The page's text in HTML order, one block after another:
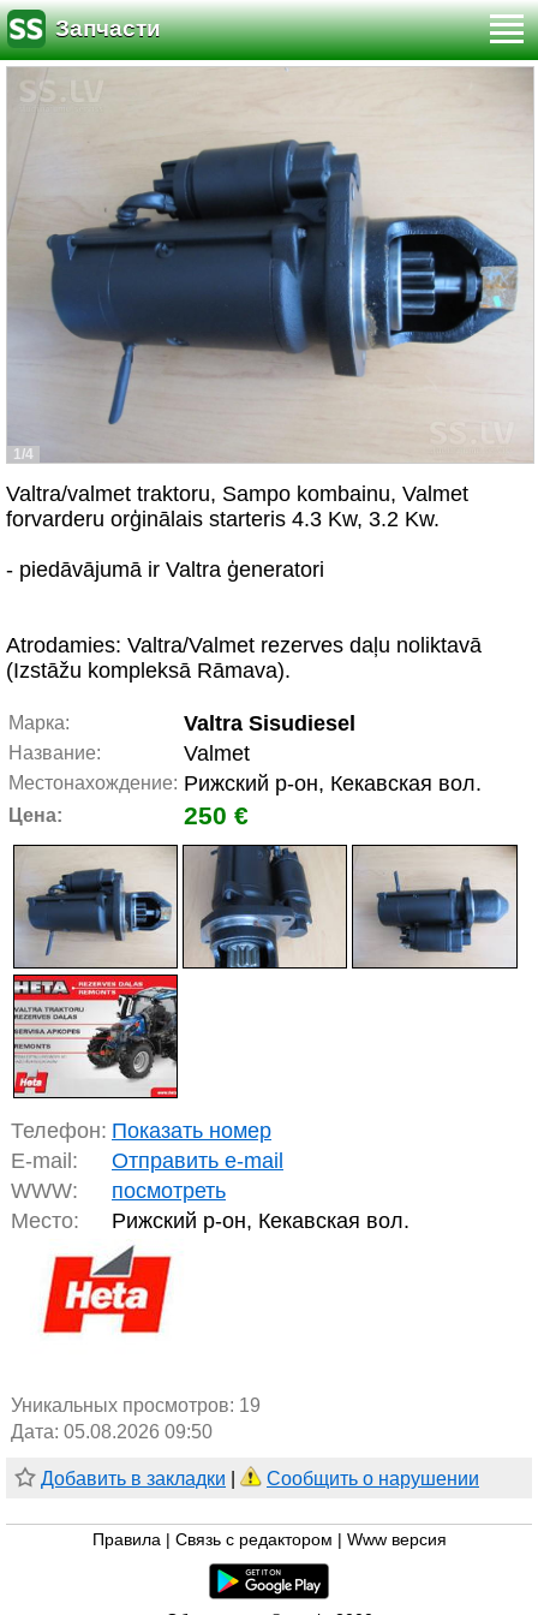
Запчасти
1/4
Valtra/valmet traktoru, Sampo kombainu, Valmet
forvarderu orģinālais starteris 4.3 Kw, 3.2 Kw.
- piedāvājumā ir Valtra ģeneratori
Atrodamies: Valtra/Valmet rezerves daļu noliktavā
(Izstāžu kompleksā Rāmava).
Марка: Valtra Sisudiesel
Название: Valmet
Местонахождение: Рижский р-он, Кекавская вол.
Цена: 250 €
Телефон: Показать номер
E-mail:
Отправить e-mail
WWW:
посмотреть
Место:
Рижский р-он, Кекавская вол.
Уникальных просмотров: 19
Дата: 05.08.2026 09:50
Добавить в закладки Сообщить о нарушении
Правила Связь с редактором Www версия